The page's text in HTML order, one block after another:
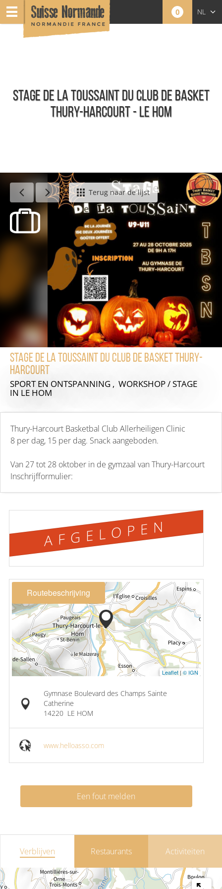
0 NL
STAGE DE LA TOUSSAINT DU CLUB DE BASKET
THURY-HARCOURT - LE HOM
Agenda - NederlandsTerug naar de lijst
Stage de la Toussaint du club de Basket Thury-
Harcourt
SPORT EN ONTSPANNING , WORKSHOP / STAGE
IN LE HOM
Thury-Harcourt Basketbal Club Allerheiligen Clinic
8 per dag, 15 per dag. Snack aangeboden.
Van 27 tot 28 oktober in de gymzaal van Thury-Harcourt
Inschrijfformulier:
AFGELOPEN
Routebeschrijving
Leaflet|© IGN
Gymnase Boulevard des Champs Sainte
Catherine
14220 LE HOM
www.helloasso.com
Een fout melden
Verblijven Restaurants Activiteiten